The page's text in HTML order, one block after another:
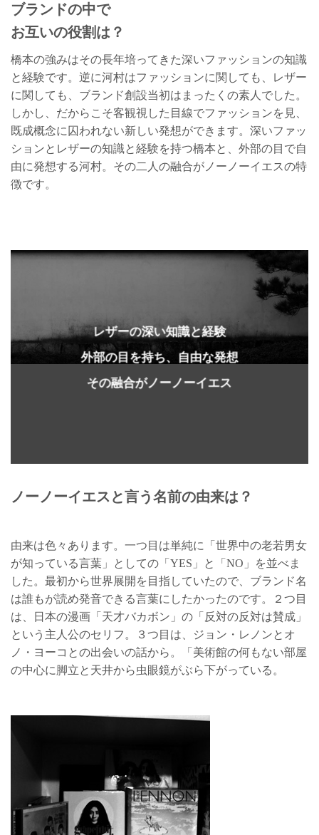
ブランドの中で
お互いの役割は？
橋本の強みはその長年培ってきた深いファッションの知識
と経験です。逆に河村はファッションに関しても、レザー
に関しても、ブランド創設当初はまったくの素人でした。
しかし、だからこそ客観視した目線でファッションを見、
既成概念に囚われない新しい発想ができます。深いファッ
ションとレザーの知識と経験を持つ橋本と、外部の目で自
由に発想する河村。その二人の融合がノーノーイエスの特
徴です。
レザーの深い知識と経験
外部の目を持ち、自由な発想
その融合がノーノーイエス
ノーノーイエスと言う名前の由来は？
由来は色々あります。一つ目は単純に「世界中の老若男女
が知っている言葉」としての「YES」と「NO」を並べま
した。最初から世界展開を目指していたので、ブランド名
は誰もが読め発音できる言葉にしたかったのです。２つ目
は、日本の漫画「天才バカボン」の「反対の反対は賛成」
という主人公のセリフ。３つ目は、ジョン・レノンとオ
ノ・ヨーコとの出会いの話から。「美術館の何もない部屋
の中心に脚立と天井から虫眼鏡がぶら下がっている。